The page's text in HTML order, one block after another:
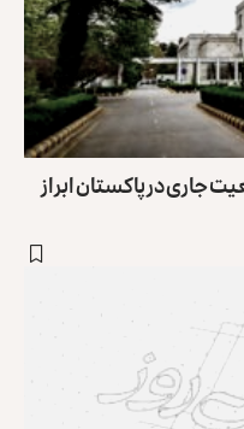
جاری در پاکستان ابراز